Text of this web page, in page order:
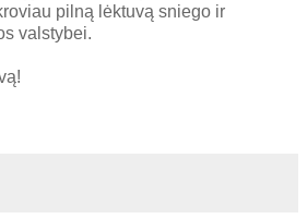
pilną lėktuvą sniego ir
valstybei.